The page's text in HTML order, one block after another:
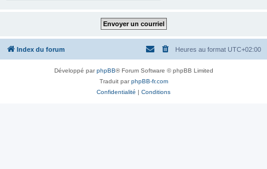
Index du forum Heures au format UTC+02:00
Développé parphpBB® Forum Software © phpBB Limited
Traduit parphpBB-fr.com
Confidentialité | Conditions